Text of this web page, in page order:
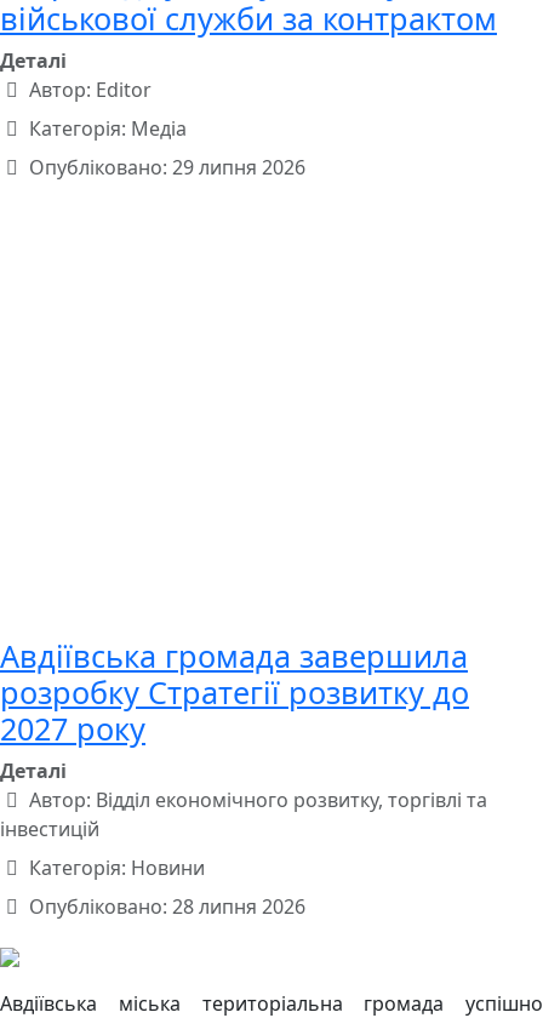
військової служби за контрактом
Деталі
Автор: Editor
Категорія: Медіа
Опубліковано: 29 липня 2026
Авдіївська громада завершила
розробку Стратегії розвитку до
2027 року
Деталі
Автор: Відділ економічного розвитку, торгівлі та
інвестицій
Категорія: Новини
Опубліковано: 28 липня 2026
Авдіївська міська територіальна громада успішно